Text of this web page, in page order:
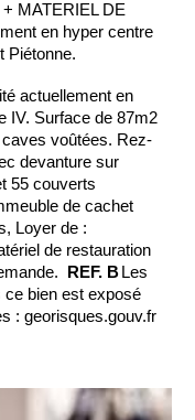
MATERIEL DE
en hyper centre
Piétonne.
actuellement en
IV. Surface de 87m2
voûtées. Rez-
devanture sur
55 couverts
de cachet
Loyer de :
de restauration
REF. B Les
bien est exposé
: georisques.gouv.fr